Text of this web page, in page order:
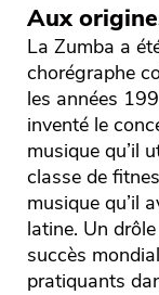
Aux
La Zumba a
chorégraphe
les années
inventé le
musique qu’il
classe de
musique qu’il
latine. Un
succès
pratiquants